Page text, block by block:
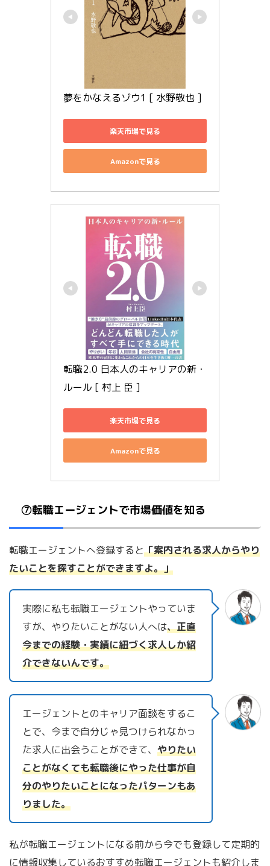
夢をかなえるゾウ1 [ 水野敬也 ]
楽天市場で見る
Amazonで見る
転職2.0 日本人のキャリアの新・
ルール [ 村上 臣 ]
楽天市場で見る
Amazonで見る
⑦転職エージェントで市場価値を知る
転職エージェントへ登録すると「案内される求人からやり
たいことを探すことができますよ。」
実際に私も転職エージェントやっていま
すが、やりたいことがない人へは、正直
今までの経験・実績に紐づく求人しか紹
介できないんです。
エージェントとのキャリア面談をするこ
とで、今まで自分じゃ見つけられなかっ
た求人に出会うことができて、 やりたい
ことがなくても転職後にやった仕事が自
分のやりたいことになったパターンもあ
りました。
私が転職エージェントになる前から今でも登録して定期的
に情報収集しているおすすめ転職エージェントも紹介しま